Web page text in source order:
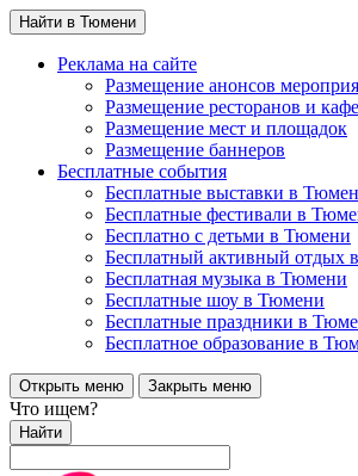
Найти в Тюмени
Реклама на сайте
Размещение анонсов
Размещение ресторанов и кафе
Размещение мест и площадок
Размещение баннеров
Бесплатные события
Бесплатные выставки в
Бесплатные фестивали в
Бесплатно с детьми в Тюмени
Бесплатный активный отдых
Бесплатная музыка в Тюмени
Бесплатные шоу в Тюмени
Бесплатные праздники в
Бесплатное образование в
Открыть меню Закрыть меню
Что ищем?
Найти